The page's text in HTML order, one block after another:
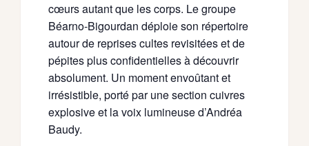
cœurs autant que les corps. Le groupe
Béarno-Bigourdan déploie son répertoire
autour de reprises cultes revisitées et de
pépites plus confidentielles à découvrir
absolument. Un moment envoûtant et
irrésistible, porté par une section cuivres
explosive et la voix lumineuse d’Andréa
Baudy.